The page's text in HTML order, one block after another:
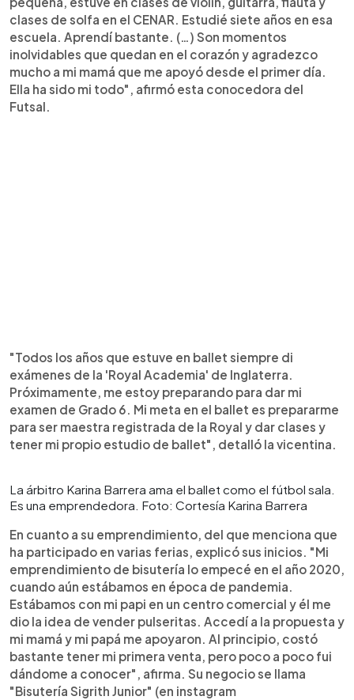
clases de solfa en el CENAR. Estudié siete años en esa
escuela. Aprendí bastante. (…) Son momentos
inolvidables que quedan en el corazón y agradezco
mucho a mi mamá que me apoyó desde el primer día.
Ella ha sido mi todo", afirmó esta conocedora del
Futsal.
"Todos los años que estuve en ballet siempre di
exámenes de la 'Royal Academia' de Inglaterra.
Próximamente, me estoy preparando para dar mi
examen de Grado 6. Mi meta en el ballet es prepararme
para ser maestra registrada de la Royal y dar clases y
tener mi propio estudio de ballet", detalló la vicentina.
La árbitro Karina Barrera ama el ballet como el fútbol sala.
Es una emprendedora. Foto: Cortesía Karina Barrera
En cuanto a su emprendimiento, del que menciona que
ha participado en varias ferias, explicó sus inicios. "Mi
emprendimiento de bisutería lo empecé en el año 2020,
cuando aún estábamos en época de pandemia.
Estábamos con mi papi en un centro comercial y él me
dio la idea de vender pulseritas. Accedí a la propuesta y
mi mamá y mi papá me apoyaron. Al principio, costó
bastante tener mi primera venta, pero poco a poco fui
dándome a conocer", afirma. Su negocio se llama
"Bisutería Sigrith Junior" (en instagram